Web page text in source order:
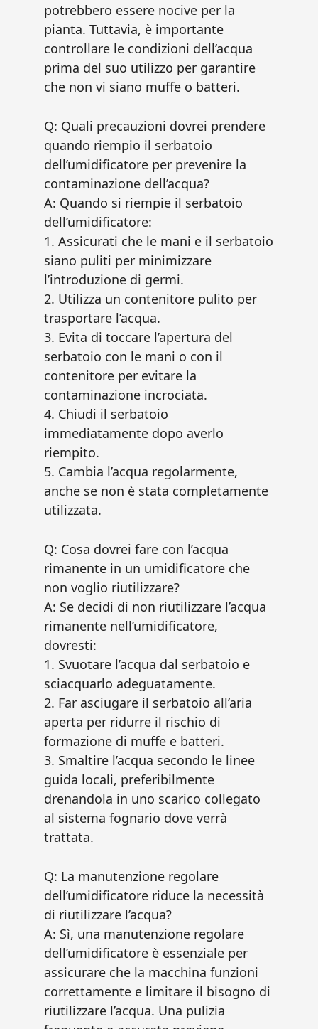
potrebbero essere nocive per la
pianta. Tuttavia, è importante
controllare le condizioni dell’acqua
prima del suo utilizzo per garantire
che non vi siano muffe o batteri.
Q: Quali precauzioni dovrei prendere
quando riempio il serbatoio
dell’umidificatore per prevenire la
contaminazione dell’acqua?
A: Quando si riempie il serbatoio
dell’umidificatore:
1. Assicurati che le mani e il serbatoio
siano puliti per minimizzare
l’introduzione di germi.
2. Utilizza un contenitore pulito per
trasportare l’acqua.
3. Evita di toccare l’apertura del
serbatoio con le mani o con il
contenitore per evitare la
contaminazione incrociata.
4. Chiudi il serbatoio
immediatamente dopo averlo
riempito.
5. Cambia l’acqua regolarmente,
anche se non è stata completamente
utilizzata.
Q: Cosa dovrei fare con l’acqua
rimanente in un umidificatore che
non voglio riutilizzare?
A: Se decidi di non riutilizzare l’acqua
rimanente nell’umidificatore,
dovresti:
1. Svuotare l’acqua dal serbatoio e
sciacquarlo adeguatamente.
2. Far asciugare il serbatoio all’aria
aperta per ridurre il rischio di
formazione di muffe e batteri.
3. Smaltire l’acqua secondo le linee
guida locali, preferibilmente
drenandola in uno scarico collegato
al sistema fognario dove verrà
trattata.
Q: La manutenzione regolare
dell’umidificatore riduce la necessità
di riutilizzare l’acqua?
A: Sì, una manutenzione regolare
dell’umidificatore è essenziale per
assicurare che la macchina funzioni
correttamente e limitare il bisogno di
riutilizzare l’acqua. Una pulizia